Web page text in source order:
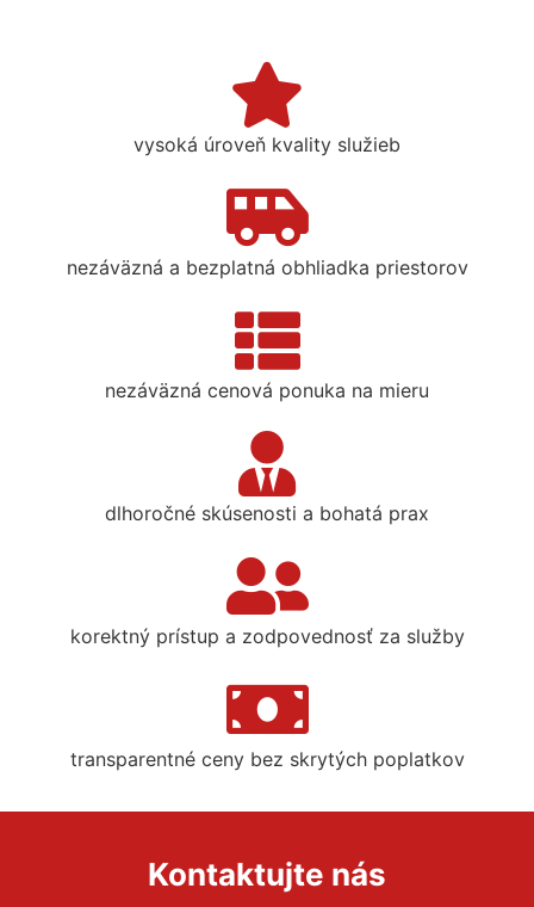
vysoká úroveň kvality služieb
nezáväzná a bezplatná obhliadka priestorov
nezáväzná cenová ponuka na mieru
dlhoročné skúsenosti a bohatá prax
korektný prístup a zodpovednosť za služby
transparentné ceny bez skrytých poplatkov
Kontaktujte nás